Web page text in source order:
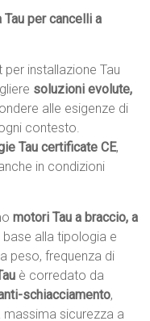
per cancelli a
installazione Tau
soluzioni evolute,
alle esigenze di
contesto.
Tau certificate CE,
in condizioni
motori Tau a braccio, a
base alla tipologia e
peso, frequenza di
è corredato da
schiacciamento,
massima sicurezza a